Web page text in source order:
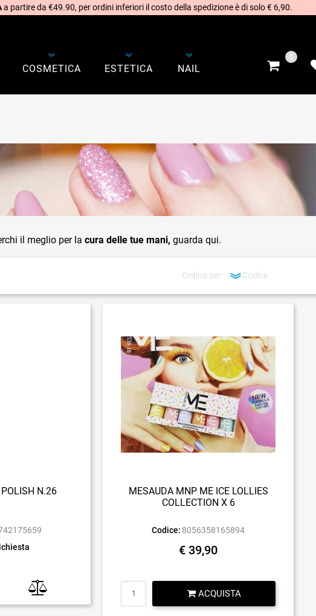
a partire da €49.90, per ordini inferiori il costo della spedizione è di solo € 6,90.
COSMETICA ESTETICA NAIL
0
il meglio per la cura delle tue mani, guarda qui.
Ordina per:
N.26
MESAUDA MNP ME ICE LOLLIES
COLLECTION X 6
Codice: 8056358165894
€ 39,90
ACQUISTA